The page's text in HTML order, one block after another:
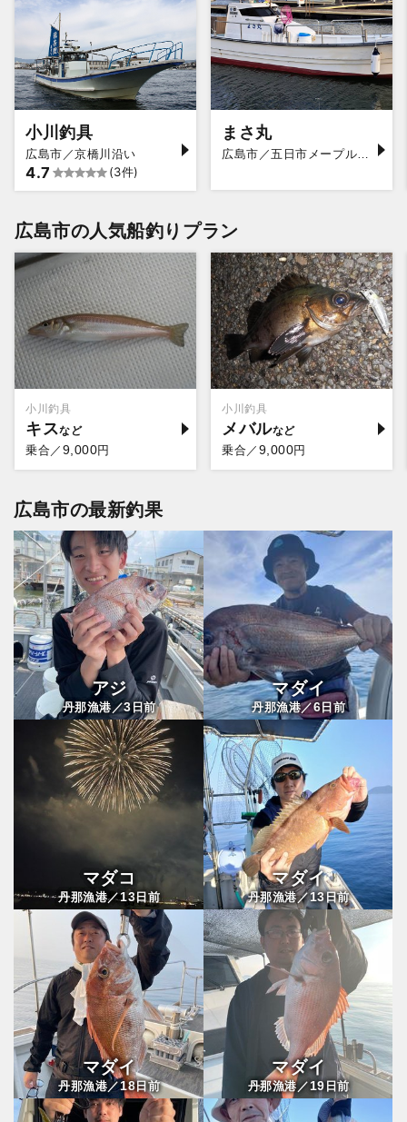
小川釣具
広島市／京橋川沿い
4.7 (3件)
まさ丸
広島市の人気船釣りプラン
小川釣具
キス
乗合／ 9,000円
小川釣具
メバル
乗合／ 9,000円
広島市の最新釣果
アジ
丹那漁港／3日前
マダイ
丹那漁港／6 日前
マダコ
丹那漁港／13日前
マダイ
丹那漁港／13日前
マダイ
丹那漁港／18日前
マダイ
丹那漁港／ 19 日前